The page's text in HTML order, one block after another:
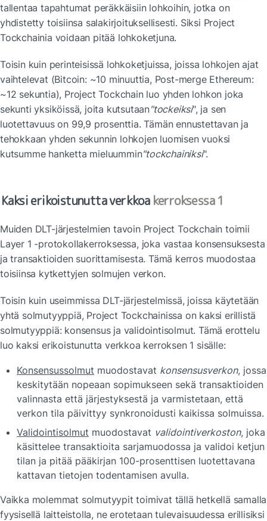
tallentaa tapahtumat peräkkäisiin lohkoihin, jotka on
yhdistetty toisiinsa salakirjoituksellisesti. Siksi Project
Tockchainia voidaan pitää lohkoketjuna.
Toisin kuin perinteisissä lohkoketjuissa, joissa lohkojen ajat
vaihtelevat (Bitcoin: ~10 minuuttia, Post-merge Ethereum:
~12 sekuntia), Project Tockchain luo yhden lohkon joka
sekunti yksiköissä, joita kutsutaan"tockeiksi", ja sen
luotettavuus on 99,9 prosenttia. Tämän ennustettavan ja
tehokkaan yhden sekunnin lohkojen luomisen vuoksi
kutsumme hanketta mieluummin"tockchainiksi".
Kaksi erikoistunutta verkkoa kerroksessa 1
Muiden DLT-järjestelmien tavoin Project Tockchain toimii
Layer 1 -protokollakerroksessa, joka vastaa konsensuksesta
ja transaktioiden suorittamisesta. Tämä kerros muodostaa
toisiinsa kytkettyjen solmujen verkon.
Toisin kuin useimmissa DLT-järjestelmissä, joissa käytetään
yhtä solmutyyppiä, Project Tockchainissa on kaksi erillistä
solmutyyppiä: konsensus ja validointisolmut. Tämä erottelu
luo kaksi erikoistunutta verkkoa kerroksen 1 sisälle:
Konsensussolmut muodostavat konsensusverkon, jossa
keskitytään nopeaan sopimukseen sekä transaktioiden
valinnasta että järjestyksestä ja varmistetaan, että
verkon tila päivittyy synkronoidusti kaikissa solmuissa.
Validointisolmut muodostavat validointiverkoston, joka
käsittelee transaktioita sarjamuodossa ja validoi ketjun
tilan ja pitää pääkirjan 100-prosenttisen luotettavana
kattavan tietojen todentamisen avulla.
Vaikka molemmat solmutyypit toimivat tällä hetkellä samalla
fyysisellä laitteistolla, ne erotetaan tulevaisuudessa erillisiksi